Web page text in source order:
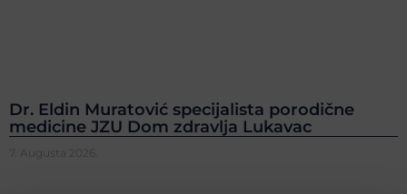
Dr. Eldin Muratović specijalista porodične
medicine JZU Dom zdravlja Lukavac
7. Augusta 2026.